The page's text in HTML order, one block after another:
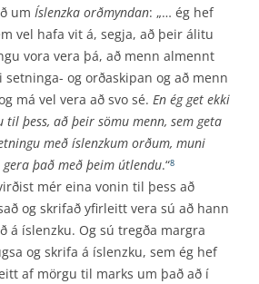
um Íslenzka orðmyndan: „… ég hef
vel hafa vit á, segja, að þeir álitu
vora vera þá, að menn almennt
og orðaskipan og að menn
má vel vera að svo sé. En ég get ekki
til þess, að þeir sömu menn, sem geta
með íslenzkum orðum, muni
það með þeim útlendu.“8
mér eina vonin til þess að
og skrifað yfirleitt vera sú að hann
á íslenzku. Og sú tregða margra
og skrifa á íslenzku, sem ég hef
af mörgu til marks um það að í